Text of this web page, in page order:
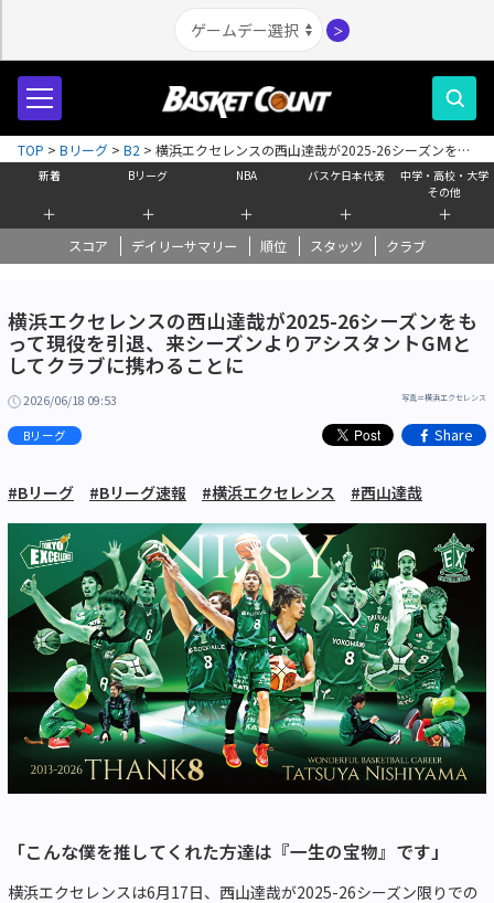
＞
新着
＋
Bリーグ
＋
NBA
＋
バスケ日本代表
＋
中学・高校・大学
その他
＋
スコア デイリーサマリー 順位 スタッツ クラブ
TOP > Bリーグ > B2 > 横浜エクセレンスの西山達哉が2025-26シーズンをも
って現役を引退、来シーズンよりアシスタントGMとしてクラブに携わること
横浜エクセレンスの西山達哉が2025-26シーズンをも
って現役を引退、来シーズンよりアシスタントGMと
してクラブに携わることに
2026/06/18 09:53 写真＝横浜エクセレンス
Bリーグ Share
#Bリーグ #Bリーグ速報 #横浜エクセレンス #西山達哉
「こんな僕を推してくれた方達は『一生の宝物』です」
横浜エクセレンスは6月17日、西山達哉が2025-26シーズン限りでの